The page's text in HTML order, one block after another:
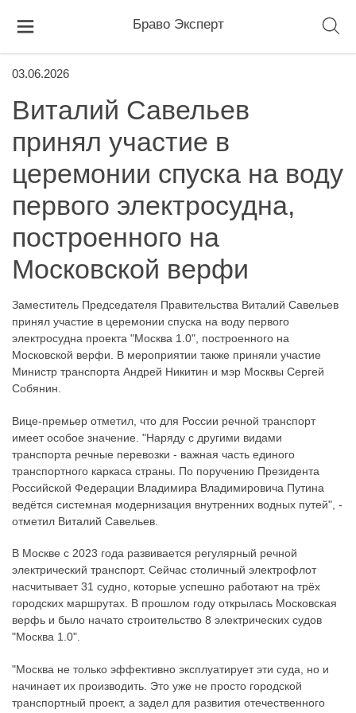
Браво Эксперт
03.06.2026
Виталий Савельев
принял участие в
церемонии спуска на воду
первого электросудна,
построенного на
Московской верфи
Заместитель Председателя Правительства Виталий Савельев
принял участие в церемонии спуска на воду первого
электросудна проекта "Москва 1.0", построенного на
Московской верфи. В мероприятии также приняли участие
Министр транспорта Андрей Никитин и мэр Москвы Сергей
Собянин.
Вице-премьер отметил, что для России речной транспорт
имеет особое значение. "Наряду с другими видами
транспорта речные перевозки - важная часть единого
транспортного каркаса страны. По поручению Президента
Российской Федерации Владимира Владимировича Путина
ведётся системная модернизация внутренних водных путей", -
отметил Виталий Савельев.
В Москве с 2023 года развивается регулярный речной
электрический транспорт. Сейчас столичный электрофлот
насчитывает 31 судно, которые успешно работают на трёх
городских маршрутах. В прошлом году открылась Московская
верфь и было начато строительство 8 электрических судов
"Москва 1.0".
"Москва не только эффективно эксплуатирует эти суда, но и
начинает их производить. Это уже не просто городской
транспортный проект, а задел для развития отечественного